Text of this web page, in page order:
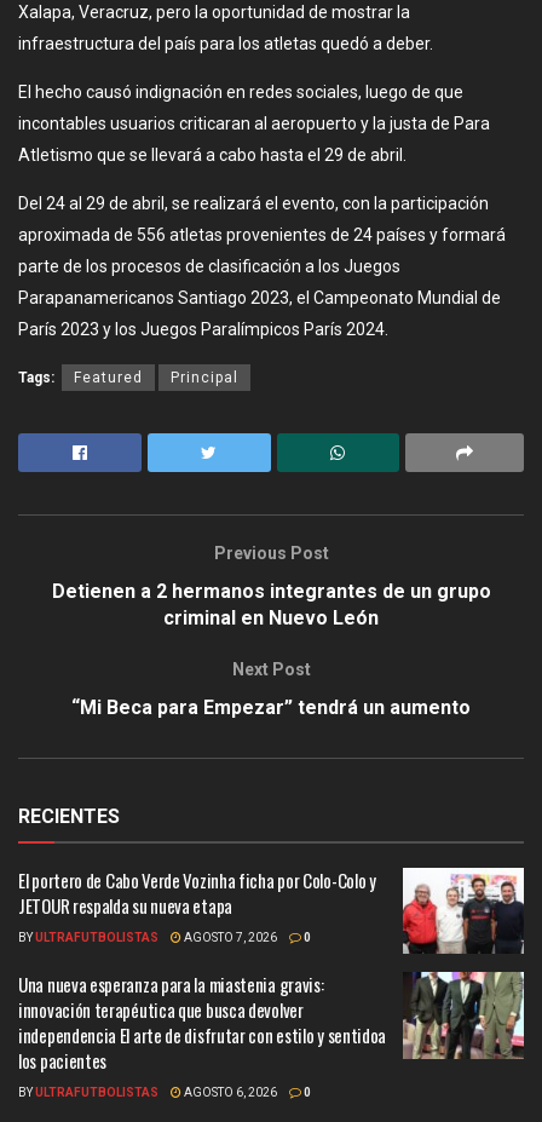
Xalapa, Veracruz, pero la oportunidad de mostrar la
infraestructura del país para los atletas quedó a deber.
El hecho causó indignación en redes sociales, luego de que
incontables usuarios criticaran al aeropuerto y la justa de Para
Atletismo que se llevará a cabo hasta el 29 de abril.
Del 24 al 29 de abril, se realizará el evento, con la participación
aproximada de 556 atletas provenientes de 24 países y formará
parte de los procesos de clasificación a los Juegos
Parapanamericanos Santiago 2023, el Campeonato Mundial de
París 2023 y los Juegos Paralímpicos París 2024.
Tags: Featured Principal
Previous Post
Detienen a 2 hermanos integrantes de un grupo
criminal en Nuevo León
Next Post
“Mi Beca para Empezar” tendrá un aumento
RECIENTES
El portero de Cabo Verde Vozinha ficha por Colo-Colo y
JETOUR respalda su nueva etapa
BYULTRAFUTBOLISTAS AGOSTO 7, 2026 0
Una nueva esperanza para la miastenia gravis:
innovación terapéutica que busca devolver
independencia El arte de disfrutar con estilo y sentidoa
los pacientes
BYULTRAFUTBOLISTAS AGOSTO 6, 2026 0